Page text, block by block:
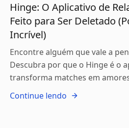
Hinge: O Aplicativo de
Feito para Ser Deletado
Incrível)
Encontre alguém que vale a
Descubra por que o Hinge é o
transforma matches em
Continue lendo